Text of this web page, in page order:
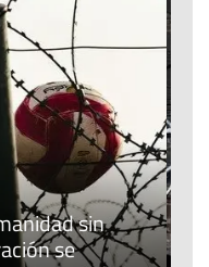
Revista de Verano